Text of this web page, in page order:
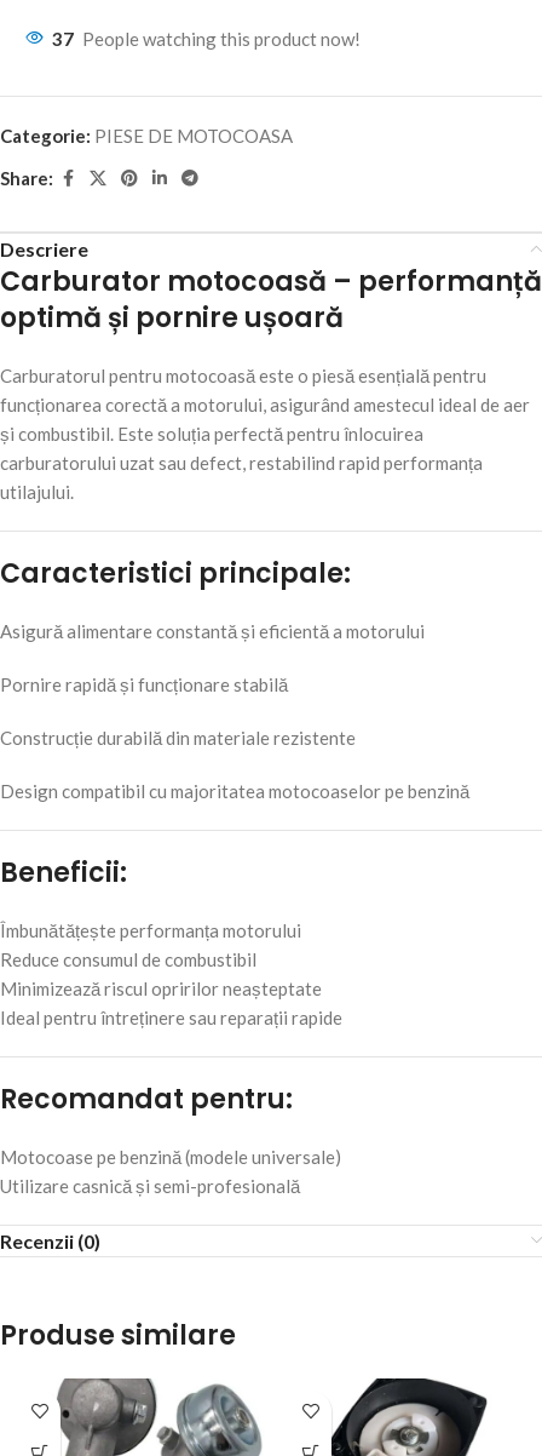
37 People watching this product now!
Categorie: PIESE DE MOTOCOASA
Share:
Descriere
Carburator motocoasă – performanță
optimă și pornire ușoară
Carburatorul pentru motocoasă este o piesă esențială pentru
funcționarea corectă a motorului, asigurând amestecul ideal de aer
și combustibil. Este soluția perfectă pentru înlocuirea
carburatorului uzat sau defect, restabilind rapid performanța
utilajului.
Caracteristici principale:
Asigură alimentare constantă și eficientă a motorului
Pornire rapidă și funcționare stabilă
Construcție durabilă din materiale rezistente
Design compatibil cu majoritatea motocoaselor pe benzină
Beneficii:
Îmbunătățește performanța motorului
Reduce consumul de combustibil
Minimizează riscul opririlor neașteptate
Ideal pentru întreținere sau reparații rapide
Recomandat pentru:
Motocoase pe benzină (modele universale)
Utilizare casnică și semi-profesională
Recenzii (0)
Produse similare